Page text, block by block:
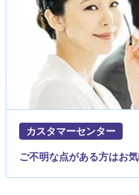
カスタマーセンター
ご不明な点がある方はお